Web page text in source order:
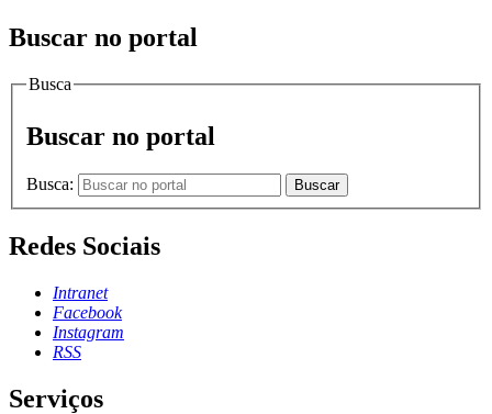
Buscar no portal
Busca
Buscar no portal
Busca: Buscar
Redes Sociais
Intranet
Facebook
Instagram
RSS
Serviços